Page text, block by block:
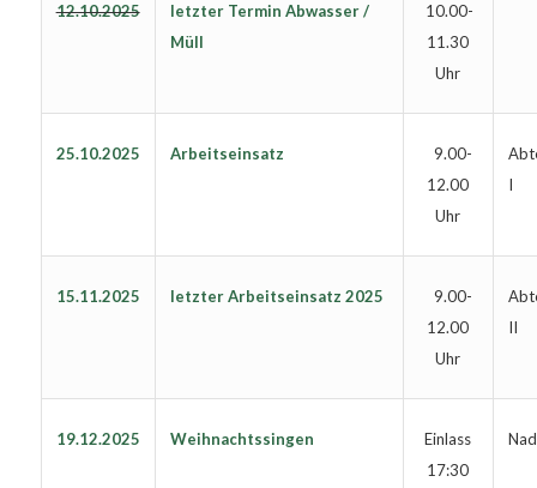
12.10.2025
letzter Termin Abwasser /
Müll
10.00-
11.30
Uhr
25.10.2025 Arbeitseinsatz
9.00-
12.00
Uhr
I
15.11.2025 letzter Arbeitseinsatz 2025
9.00-
12.00
Uhr
II
19.12.2025 Weihnachtssingen
Einlass
17:30